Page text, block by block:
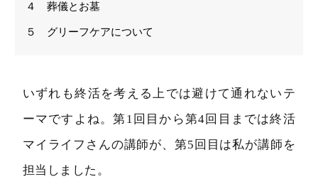
４ 葬儀とお墓
５ グリーフケアについて
いずれも終活を考える上では避けて通れないテ
ーマですよね。第1回目から第4回目までは終活
マイライフさんの講師が、第5回目は私が講師を
担当しました。